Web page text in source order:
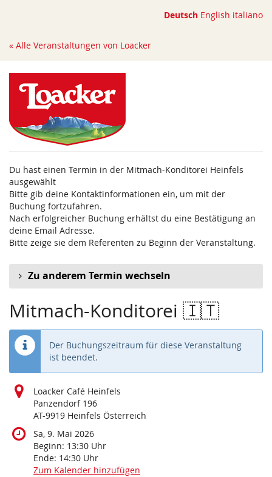
springen
Deutsch English italiano
« Alle Veranstaltungen von Loacker
Du hast einen Termin in der Mitmach-Konditorei Heinfels
ausgewählt
Bitte gib deine Kontaktinformationen ein, um mit der
Buchung fortzufahren.
Nach erfolgreicher Buchung erhältst du eine Bestätigung an
deine Email Adresse.
Bitte zeige sie dem Referenten zu Beginn der Veranstaltung.
Zu anderem Termin wechseln
Mitmach-Konditorei 🇮🇹
Der Buchungszeitraum für diese Veranstaltung
ist beendet.
Loacker Café Heinfels
Panzendorf 196
AT-9919 Heinfels Österreich
Sa, 9. Mai 2026
Beginn: 13:30 Uhr
Ende: 14:30 Uhr
Zum Kalender hinzufügen